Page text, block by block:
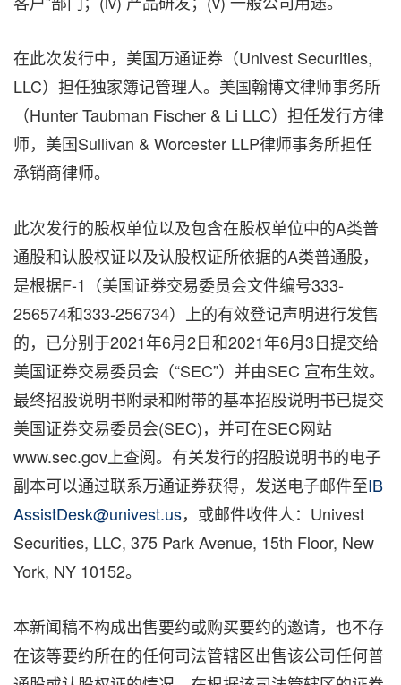
在此次发行中，美国万通证券（Univest Securities,
LLC）担任独家簿记管理人。美国翰博文律师事务所
（Hunter Taubman Fischer & Li LLC）担任发行方律
师，美国Sullivan & Worcester LLP律师事务所担任
承销商律师。
此次发行的股权单位以及包含在股权单位中的A类普
通股和认股权证以及认股权证所依据的A类普通股，
是根据F-1（美国证券交易委员会文件编号333-
256574和333-256734）上的有效登记声明进行发售
的，已分别于2021年6月2日和2021年6月3日提交给
美国证券交易委员会（“SEC”）并由SEC 宣布生效。
最终招股说明书附录和附带的基本招股说明书已提交
美国证券交易委员会(SEC)，并可在SEC网站
www.sec.gov上查阅。有关发行的招股说明书的电子
副本可以通过联系万通证券获得，发送电子邮件至IB
AssistDesk@univest.us，或邮件收件人：Univest
Securities, LLC, 375 Park Avenue, 15th Floor, New
York, NY 10152。
本新闻稿不构成出售要约或购买要约的邀请，也不存
在该等要约所在的任何司法管辖区出售该公司任何普